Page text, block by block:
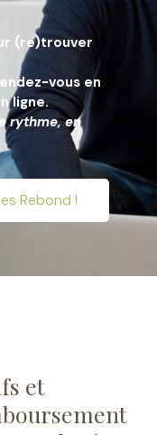
(re)trouver
vous en
ligne.
rythme, en
Rebond !
et